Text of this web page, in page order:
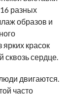
разных
образов и
красок
сквозь сердце.
двигаются.
часто